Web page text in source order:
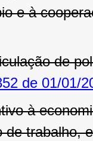
e à
de
de 01/01/
à
trabalho,